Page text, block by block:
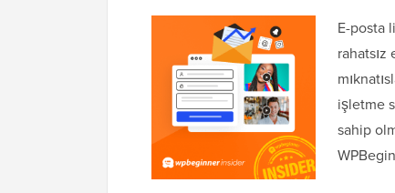
E-posta
işletme
sahip